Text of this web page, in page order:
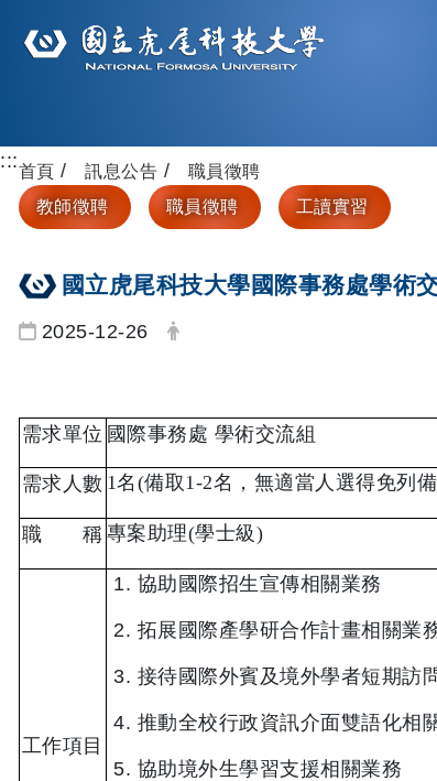
:::首頁 訊息公告
職員徵聘
教師徵聘
職員徵聘 工讀實習
國立虎尾科技大學國際事務處學術
日期：
2025-12-26 發布者：
需求單位 國際事務處 學術交流組
需求人數 1名 (備取1-2名， 無適當人選得免列
職 稱 專案助理(學士級)
工作項目
協助國際招生宣傳相關業務
拓展國際產學研合作計畫相關業
接待國際外賓及境外學者短期訪
推動全校行政資訊介面雙語化相
協助境外生學習支援相關業務